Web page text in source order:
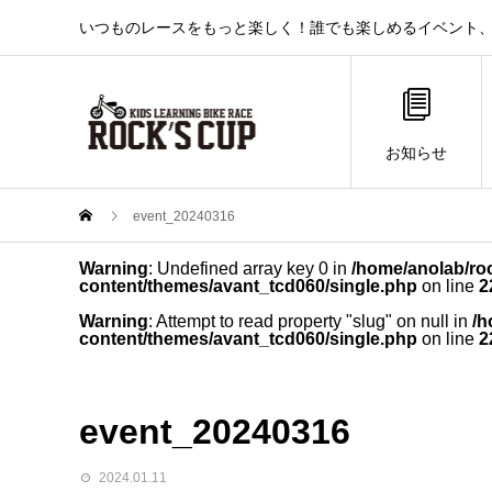
いつものレースをもっと楽しく！誰でも楽しめるイベント
お知らせ
event_20240316
Warning: Undefined array key 0 in /home/anolab/
content/themes/avant_tcd060/single.php on line
Warning: Attempt to read property "slug" on null in /
content/themes/avant_tcd060/single.php on line
event_20240316
2024.01.11